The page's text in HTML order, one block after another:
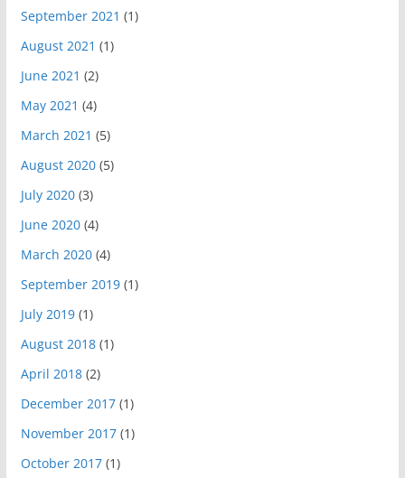
September 2021 (1)
August 2021 (1)
June 2021 (2)
May 2021 (4)
March 2021 (5)
August 2020(5)
July 2020(3)
June 2020(4)
March 2020(4)
September 2019(1)
July 2019(1)
August 2018(1)
April 2018(2)
December 2017(1)
November 2017(1)
October 2017(1)